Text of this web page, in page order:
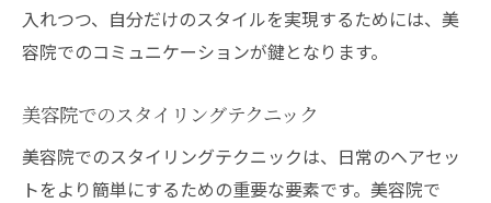
入れつつ、自分だけのスタイルを実現するためには、美
容院でのコミュニケーションが鍵となります。
美容院でのスタイリングテクニック
美容院でのスタイリングテクニックは、日常のヘアセッ
トをより簡単にするための重要な要素です。美容院で